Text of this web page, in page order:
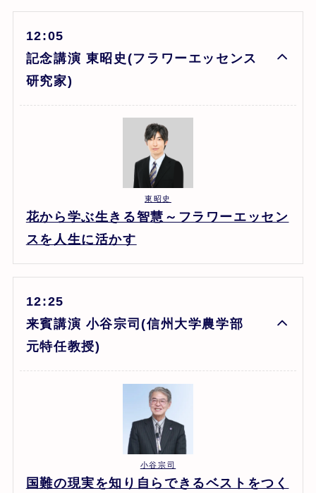
12:05
記念講演 東昭史(フラワーエッセンス
研究家)
東昭史
花から学ぶ生きる智慧～フラワーエッセン
スを人生に活かす
12:25
来賓講演 小谷宗司(信州大学農学部
元特任教授)
小谷宗司
国難の現実を知り自らできるベストをつく